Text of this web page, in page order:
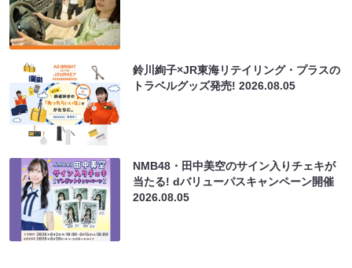
鈴川絢子×JR東海リテイリング・プラスの
トラベルグッズ発売!2026.08.05
NMB48・田中美空のサイン入りチェキが
当たる! dバリューパスキャンペーン開催
2026.08.05